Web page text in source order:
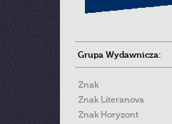
Grupa Wydawnicza:
Znak
Znak Literanova
Znak Horyzont